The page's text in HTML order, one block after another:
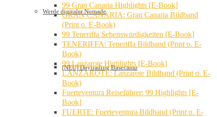
Werde digitaler Nomade
[NEU] Daytrading Basecamp
99 Gran Canaria Highlights [E-Book]
GRAN CANARIA: Gran Canaria Bildband
(Print o. E-Book)
99 Teneriffa Sehenswürdigkeiten [E-Book]
TENERIFFA: Teneriffa Bildband (Print o. E-
Book)
99 Lanzarote Highlights [E-Book]
LANZAROTE: Lanzarote Bildband (Print o. E-
Book)
Fuerteventura Reiseführer: 99 Highlights [E-
Book]
FUERTE: Fuerteventura Bildband (Print o. E-